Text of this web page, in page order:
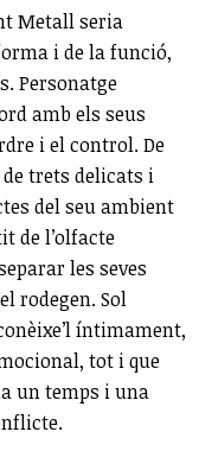
Metall seria
i de la funció,
Personatge
amb els seus
i el control. De
trets delicats i
del seu ambient
de l’olfacte
les seves
rodegen. Sol
íntimament,
tot i que
un temps i una